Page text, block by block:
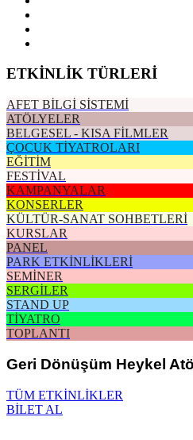
ETKİNLİK TÜRLERİ
AFET BİLGİ SİSTEMİ
ATÖLYELER
BELGESEL - KISA FİLMLER
ÇOCUK TİYATROLARI
EĞİTİM
FESTİVAL
KAMPANYALAR
KONSERLER
KÜLTÜR-SANAT SOHBETLERİ
KURSLAR
PANEL
PARK ETKİNLİKLERİ
SEMİNER
SERGİLER
STAND UP
TİYATRO
TOPLANTI
Geri Dönüşüm Heykel
TÜM ETKİNLİKLER
BİLET AL